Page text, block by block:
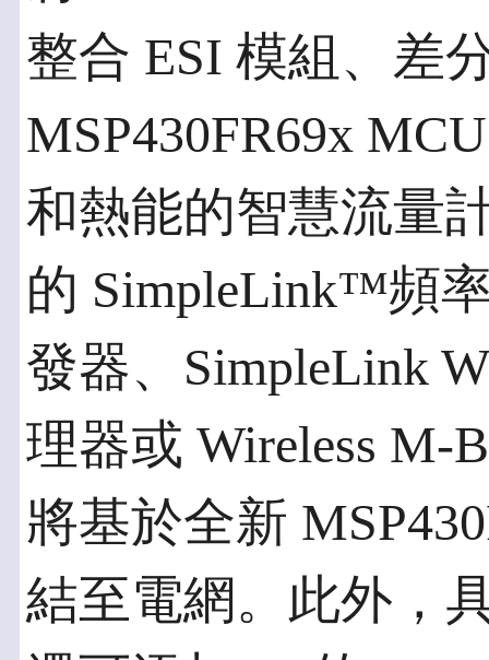
整合 ESI 模組、差
MSP430FR69x
和熱能的智慧流量
的 SimpleLink™頻
發器、SimpleLink
理器或 Wireless M-
將基於全新
結至電網。此外，